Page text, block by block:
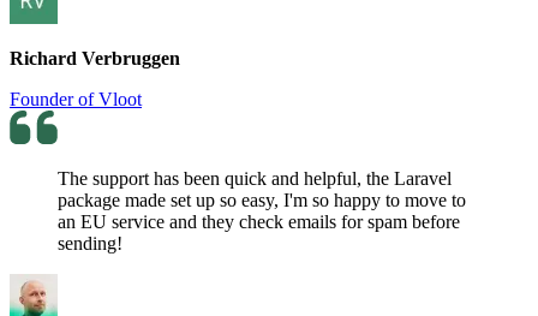
Richard Verbruggen
Founder of Vloot
The support has been quick and helpful, the Laravel
package made set up so easy, I'm so happy to move to
an EU service and they check emails for spam before
sending!